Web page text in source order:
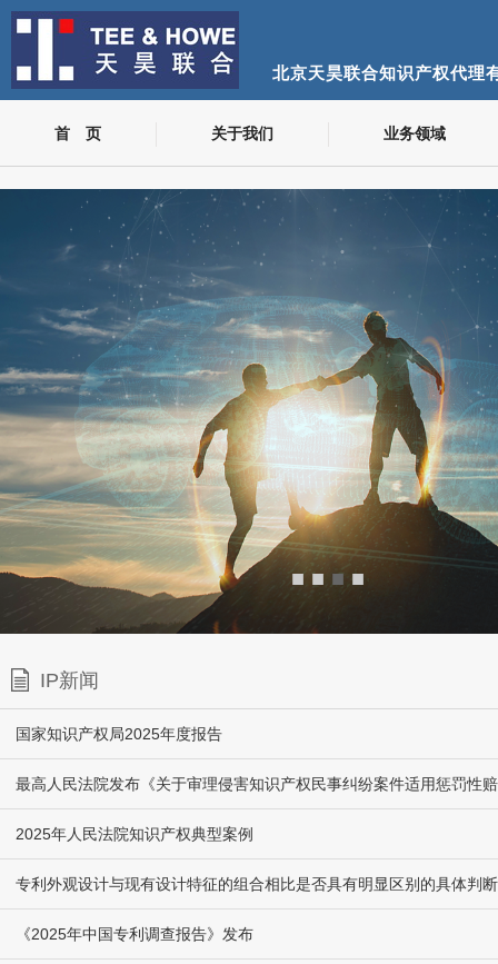
北京天昊联合知识产权代理
首 页 关于我们 业务领域
■ ■ ■ ■
IP新闻
国家知识产权局2025年度报告
2025年人民法院知识产权典型案例
专利外观设计与现有设计特征的组合相比是否具有明显区别的具体判断
《2025年中国专利调查报告》发布